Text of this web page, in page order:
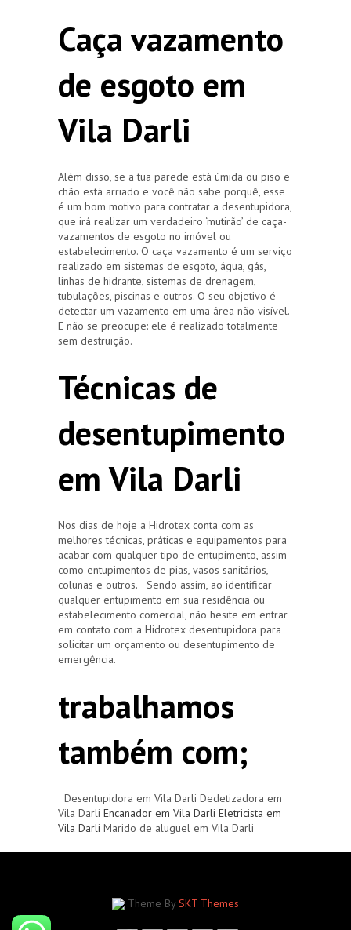
Caça vazamento
de esgoto em
Vila Darli
Além disso, se a tua parede está úmida ou piso e
chão está arriado e você não sabe porquê, esse
é um bom motivo para contratar a desentupidora,
que irá realizar um verdadeiro ‘mutirão’ de caça-
vazamentos de esgoto no imóvel ou
estabelecimento. O caça vazamento é um serviço
realizado em sistemas de esgoto, água, gás,
linhas de hidrante, sistemas de drenagem,
tubulações, piscinas e outros. O seu objetivo é
detectar um vazamento em uma área não visível.
E não se preocupe: ele é realizado totalmente
sem destruição.
Técnicas de
desentupimento
em Vila Darli
Nos dias de hoje a Hidrotex conta com as
melhores técnicas, práticas e equipamentos para
acabar com qualquer tipo de entupimento, assim
como entupimentos de pias, vasos sanitários,
colunas e outros. Sendo assim, ao identificar
qualquer entupimento em sua residência ou
estabelecimento comercial, não hesite em entrar
em contato com a Hidrotex desentupidora para
solicitar um orçamento ou desentupimento de
emergência.
trabalhamos
também com;
Desentupidora em Vila Darli Dedetizadora em
Vila Darli Encanador em Vila Darli Eletricista em
Vila Darli Marido de aluguel em Vila Darli
Theme By SKT Themes